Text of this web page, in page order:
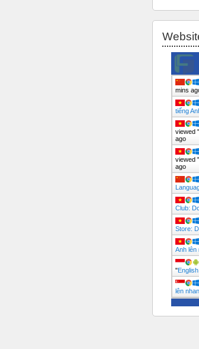
mins
tiếng
viewed "
ago
viewed "
ago
Club:
Store:
Anh
"
lên